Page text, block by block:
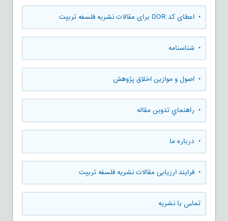
• اعطای کد DOR برای مقالات نشریه فلسفه تربیت
• شناسنامه
• اصول و موازین اخلاق پژوهش
• راهنماي تدوين مقاله
• درباره ما
• فرایند ارزیابی مقالات نشریه فلسفه تربیت
تماس با نشریه